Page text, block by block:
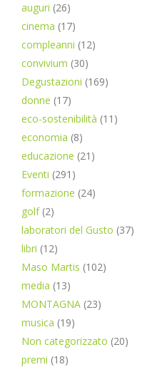
auguri (26)
cinema (17)
compleanni (12)
convivium (30)
Degustazioni (169)
donne (17)
eco-sostenibilità (11)
economia (8)
educazione (21)
Eventi (291)
formazione (24)
golf(2)
laboratori del Gusto (37)
libri (12)
Maso Martis (102)
media (13)
MONTAGNA (23)
musica (19)
Non categorizzato (20)
premi (18)